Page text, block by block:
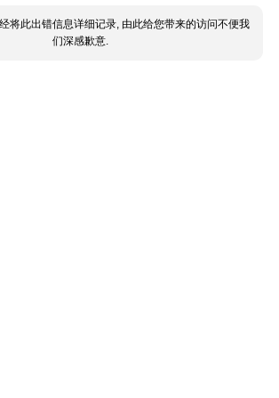
将此出错信息详细记录, 由此给您带来的访问不便我
们深感歉意.